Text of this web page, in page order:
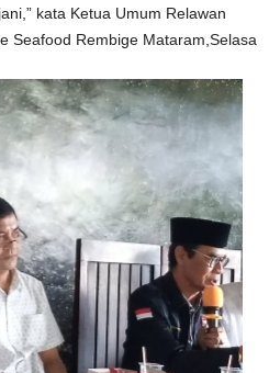
kata Ketua Umum Relawan
Seafood Rembige Mataram,Selasa